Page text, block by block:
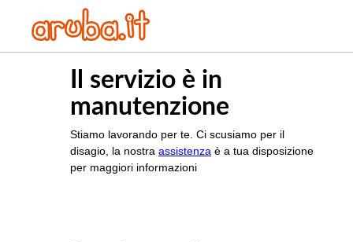
Il servizio è in
manutenzione
Stiamo lavorando per te. Ci scusiamo per il
disagio, la nostra assistenza è a tua disposizione
per maggiori informazioni